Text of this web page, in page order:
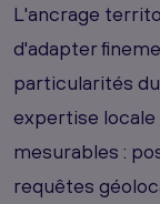
L'ancrage
d'adapter
particularités
expertise
mesurables :
requêtes